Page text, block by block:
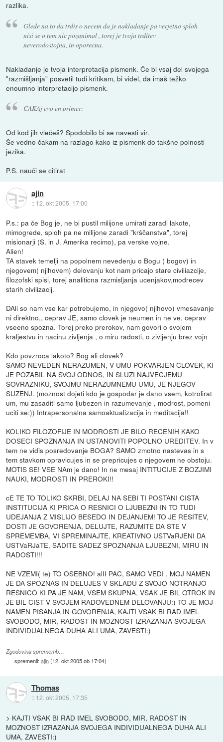
razlika.
Glede na to da trdis o necem da je nakladanje pa verjetno sploh
nisi se o tem nic pozanimal , torej je tvoja trditev
neverodostojna, in oporecna.
Nakladanje je tvoja interpretacija pismenk. Če bi vsaj del svojega
"razmišljanja" posvetil tudi kritikam, bi videl, da imaš težko
enoumno interpretacijo pismenk.
CAKAj evo en primer:
Od kod jih vlečeš? Spodobilo bi se navesti vir.
Še vedno čakam na razlago kako iz pismenk do takšne polnosti
jezika.
P.S. nauči se citirat
ajin
:: 12. okt 2005, 17:00
P.s.: pa če Bog je, ne bi pustil milijone umirati zaradi lakote,
mimogrede, sploh pa ne milijone zaradi "krščanstva", torej
misionarji (S. in J. Amerika recimo), pa verske vojne.
Alien!
TA stavek temelji na popolnem nevedenju o Bogu ( bogov) in
njegovem( njihovem) delovanju kot nam pricajo stare civiliazcije,
filozofski spisi, torej analiticna razmisljanja ucenjakov,modrecev
starih civilizacij.
DAli so nam vse kar potrebujemo, in njegovo( njihovo) vmesavanje
ni direktno,, ceprav JE, samo clovek je neumen in ne ve, ceprav
vseeno spozna. Torej preko prerokov, nam govori o svojem
kraljestvu in nacinu zivljenja , o miru radosti, o zivljenju brez vojn
Kdo povzroca lakoto? Bog ali clovek?
SAMO NEVEDEN NERAZUMEN, V UMU POKVARJEN CLOVEK, KI
JE POZABIL NA SVOJ ODNOS, IN SLUZI NAJVECJEMU
SOVRAZNIKU, SVOJMU NERAZUMNEMU UMU, JE NJEGOV
SUZENJ. (moznost dojeti kdo je gospodar je dano vsem, kotrolirat
um, mu zasaditi samo ljubezen in razumevanje , modrost, pomeni
uciti se:)) Intrapersonalna samoaktualizacija in meditacija!!
KOLIKO FILOZOFIJE IN MODROSTI JE BILO RECENIH KAKO
DOSECI SPOZNANJA IN USTANOVITI POPOLNO UREDITEV. In v
tem ne vidis posredovanje BOGA? SAMO zmotno nastevas in s
tem stavkom opravicujes in se prepricujes o njegovem ne obstoju.
MOTIS SE! VSE NAm je dano! In ne mesaj INTITUCIJE Z BOZJIMI
NAUKI, MODROSTI IN PREROKI!!
cE TE TO TOLIKO SKRBI, DELAJ NA SEBI TI POSTANI CISTA
INSTITUCIJA KI PRICA O RESNICI O LJUBEZNI IN TO TUDI
UDEJANJA Z MISLIJO BESEDO IN DEJANJEM! TO JE RESITEV,
DOSTI JE GOVORENJA, DELUJTE, RAZUMITE DA STE V
SPREMEMBA, VI SPREMINAJTE, KREATIVNO USTVaRJENI DA
USTVaRJaTE, SADITE SADEZ SPOZNANJA LJUBEZNI, MIRU IN
RADOSTI!!!
NE VZEMI( te) TO OSEBNO! alII PAC, SAMO VEDI , MOJ NAMEN
JE DA SPOZNAS IN DELUJES V SKLADU Z SVOJO NOTRANJO
RESNICO KI PA JE NAM, VSEM SKUPNA, VSAK JE BIL OTROK IN
JE BIL CIST V SVOJEM RADOVEDNEM DELOVANJU:) TO JE MOJ
NAMEN PISANJA IN GOVORENJA, KAJTI VSAK BI RAD IMEL
SVOBODO, MIR, RADOST IN MOZNOST IZRAZANJA SVOJEGA
INDIVIDUALNEGA DUHA ALI UMA, ZAVESTI:)
Zgodovina sprememb…
spremenil:ajin(12. okt 2005 ob 17:04)
Thomas
:: 12. okt 2005, 17:35
> KAJTI VSAK BI RAD IMEL SVOBODO, MIR, RADOST IN
MOZNOST IZRAZANJA SVOJEGA INDIVIDUALNEGA DUHA ALI
UMA, ZAVESTI:)